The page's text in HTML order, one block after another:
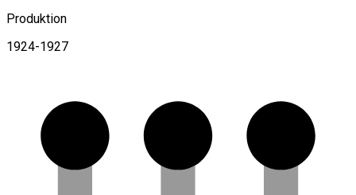
Produktion
1924-1927